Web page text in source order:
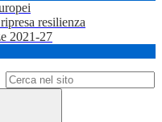
resilienza
2021-27